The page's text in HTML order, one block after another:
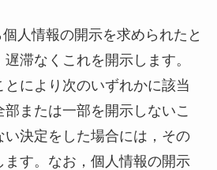
人情報の開示を求められたと
滞なくこれを開示します。
により次のいずれかに該当
または一部を開示しないこ
い決定をした場合には，その
ます。なお，個人情報の開示